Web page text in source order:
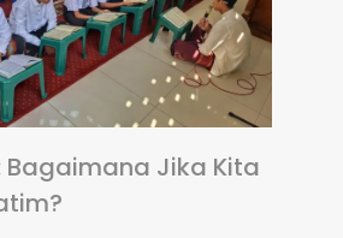
Bagaimana Jika Kita